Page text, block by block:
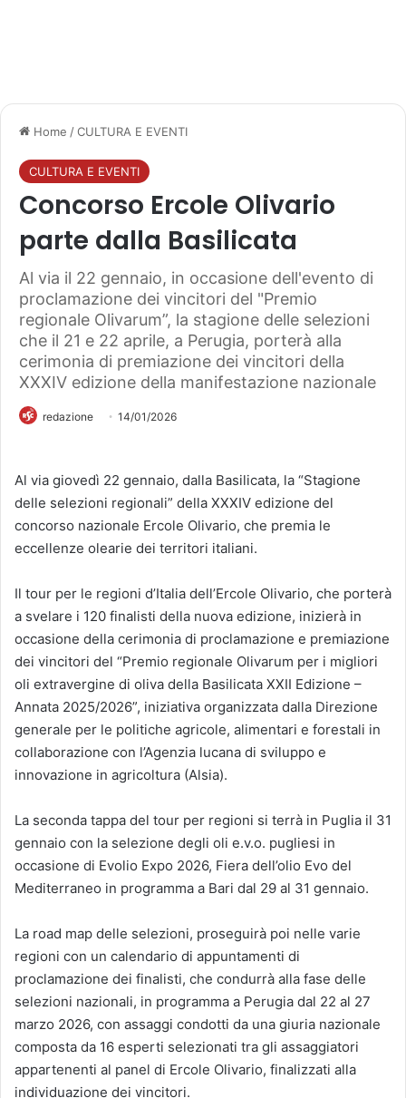
Home /CULTURA E EVENTI
CULTURA E EVENTI
Concorso Ercole Olivario
parte dalla Basilicata
Al via il 22 gennaio, in occasione dell'evento di
proclamazione dei vincitori del "Premio
regionale Olivarum”, la stagione delle selezioni
che il 21 e 22 aprile, a Perugia, porterà alla
cerimonia di premiazione dei vincitori della
XXXIV edizione della manifestazione nazionale
redazione 14/01/2026
Al via giovedì 22 gennaio, dalla Basilicata, la “Stagione
delle selezioni regionali” della XXXIV edizione del
concorso nazionale Ercole Olivario, che premia le
eccellenze olearie dei territori italiani.
Il tour per le regioni d’Italia dell’Ercole Olivario, che porterà
a svelare i 120 finalisti della nuova edizione, inizierà in
occasione della cerimonia di proclamazione e premiazione
dei vincitori del “Premio regionale Olivarum per i migliori
oli extravergine di oliva della Basilicata XXII Edizione –
Annata 2025/2026”, iniziativa organizzata dalla Direzione
generale per le politiche agricole, alimentari e forestali in
collaborazione con l’Agenzia lucana di sviluppo e
innovazione in agricoltura (Alsia).
La seconda tappa del tour per regioni si terrà in Puglia il 31
gennaio con la selezione degli oli e.v.o. pugliesi in
occasione di Evolio Expo 2026, Fiera dell’olio Evo del
Mediterraneo in programma a Bari dal 29 al 31 gennaio.
La road map delle selezioni, proseguirà poi nelle varie
regioni con un calendario di appuntamenti di
proclamazione dei finalisti, che condurrà alla fase delle
selezioni nazionali, in programma a Perugia dal 22 al 27
marzo 2026, con assaggi condotti da una giuria nazionale
composta da 16 esperti selezionati tra gli assaggiatori
appartenenti al panel di Ercole Olivario, finalizzati alla
individuazione dei vincitori.